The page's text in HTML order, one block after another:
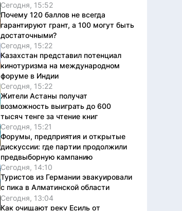
Сегодня, 15:52
Почему 120 баллов не всегда
гарантируют грант, а 100 могут быть
достаточными?
Сегодня, 15:22
Казахстан представил потенциал
кинотуризма на международном
форуме в Индии
Сегодня, 15:22
Жители Астаны получат
возможность выиграть до 600
тысяч тенге за чтение книг
Сегодня, 15:21
Форумы, предприятия и открытые
дискуссии: где партии продолжили
предвыборную кампанию
Сегодня, 14:10
Туристов из Германии эвакуировали
с пика в Алматинской области
Сегодня, 13:04
Как очищают реку Есиль от